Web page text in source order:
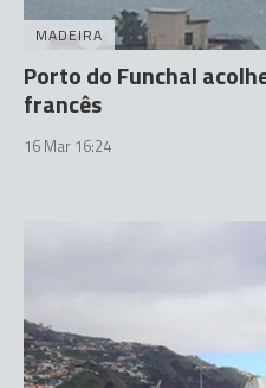
MADEIRA
Porto do Funchal
francês
16 Mar 16:24